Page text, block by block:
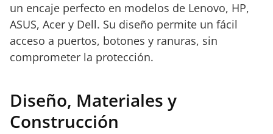
un encaje perfecto en modelos de Lenovo, HP,
ASUS, Acer y Dell. Su diseño permite un fácil
acceso a puertos, botones y ranuras, sin
comprometer la protección.
Diseño, Materiales y
Construcción